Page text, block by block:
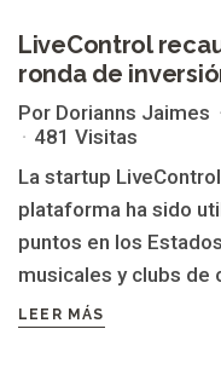
LiveControl
ronda de
Por Dorianns Jaimes
481 Visitas
La startup
plataforma ha sido
puntos en los
musicales y clubs de
LEER MÁS